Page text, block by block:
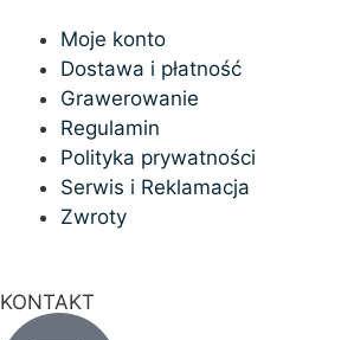
Moje konto
Dostawa i płatność
Grawerowanie
Regulamin
Polityka prywatności
Serwis i Reklamacja
Zwroty
KONTAKT